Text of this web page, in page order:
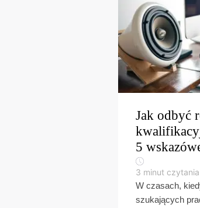
Jak odbyć
5
3 minut czytania
W czasach,
szukających